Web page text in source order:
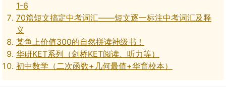
1-6
70篇短文搞定中考词汇——短文逐一标注中考词汇及释
义
某鱼上价值300的自然拼读神级书！
华研KET系列（剑桥KET阅读、听力等）
初中数学（二次函数+几何最值+华育校本）